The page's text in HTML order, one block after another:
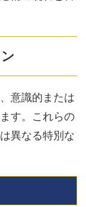
意識的または
す。これらの
異なる特別な